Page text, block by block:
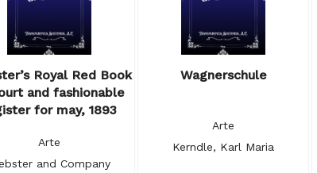
Royal Red Book
and fashionable
for may, 1893
Arte
and Company
Wagnerschule
Arte
Kerndle, Karl Maria